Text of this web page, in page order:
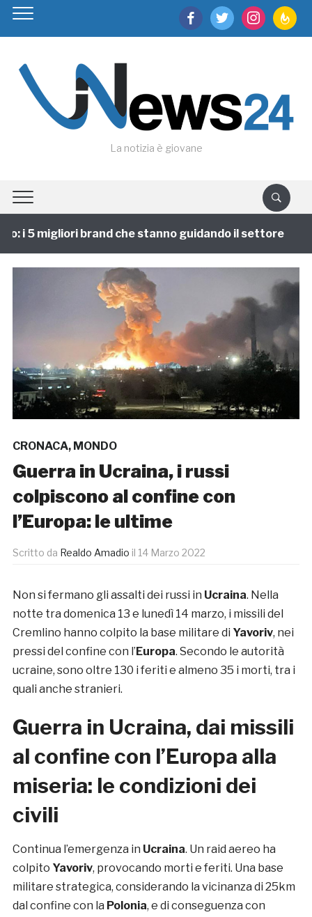
facebooktwitter instagram
La notizia è giovane
i 5 migliori brand che stanno guidando il settore
CRONACA, MONDO
Guerra in Ucraina, i russi
colpiscono al confine con
l’Europa: le ultime
Scritto da Realdo Amadio il 14 Marzo 2022
Non si fermano gli assalti dei russi in Ucraina. Nella
notte tra domenica 13 e lunedì 14 marzo, i missili del
Cremlino hanno colpito la base militare di Yavoriv, nei
pressi del confine con l’ Europa. Secondo le autorità
ucraine, sono oltre 130 i feriti e almeno 35 i morti, tra i
quali anche stranieri.
Guerra in Ucraina, dai missili
al confine con l’Europa alla
miseria: le condizioni dei
civili
Continua l’emergenza in Ucraina. Un raid aereo ha
colpito Yavoriv, provocando morti e feriti. Una base
militare strategica, considerando la vicinanza di 25km
dal confine con la Polonia, e di conseguenza con